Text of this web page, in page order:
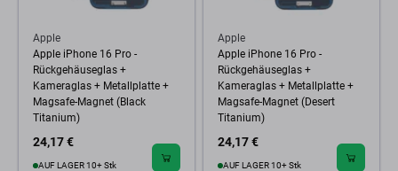
Apple
Apple iPhone 16 Pro -
Rückgehäuseglas +
Kameraglas + Metallplatte +
Magsafe-Magnet (Black
Titanium)
24,17 €
AUF LAGER 10+ Stk
Apple
Apple iPhone 16 Pro -
Rückgehäuseglas +
Kameraglas + Metallplatte +
Magsafe-Magnet (Desert
Titanium)
24,17 €
AUF LAGER 10+ Stk